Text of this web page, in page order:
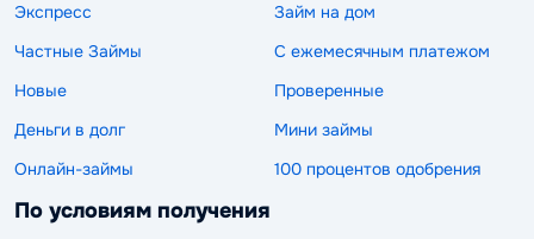
Экспресс
Займ на дом
Частные Займы
С ежемесячным платежом
Новые
Проверенные
Деньги в долг
Мини займы
Онлайн-займы
100 процентов одобрения
По условиям получения